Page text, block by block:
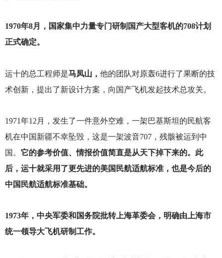
1970年8月，国家集中力量专门研制国产大型客机的708计划
正式确定。
运十的总工程师是马凤山， 他的团队对原轰6进行了果断的技
术创新，提出了新设计方案，向国产飞机发起技术总攻关。
1971年12月，发生了一件意外空难，一架巴基斯坦的民航客
机在中国新疆不幸坠毁，这是一架波音707，残骸被运到中
国。 它的参考价值、情报价值简直是从天下掉下来的。此
后，运十就采用了更先进的美国民航适航标准，也是今后的
中国民航适航标准基础。
1973年，中央军委和国务院批转上海革委会，明确由上海市
统一领导大飞机研制工作。